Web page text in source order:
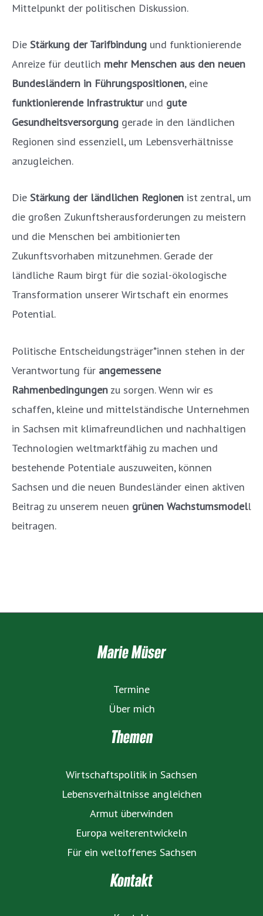
Mittelpunkt der politischen Diskussion.
Die Stärkung der Tarifbindung und funktionierende
Anreize für deutlich mehr Menschen aus den neuen
Bundesländern in Führungspositionen, eine
funktionierende Infrastruktur und gute
Gesundheitsversorgung gerade in den ländlichen
Regionen sind essenziell, um Lebensverhältnisse
anzugleichen.
Die Stärkung der ländlichen Regionen ist zentral, um
die großen Zukunftsherausforderungen zu meistern
und die Menschen bei ambitionierten
Zukunftsvorhaben mitzunehmen. Gerade der
ländliche Raum birgt für die sozial-ökologische
Transformation unserer Wirtschaft ein enormes
Potential.
Politische Entscheidungsträger*innen stehen in der
Verantwortung für angemessene
Rahmenbedingungen zu sorgen. Wenn wir es
schaffen, kleine und mittelständische Unternehmen
in Sachsen mit klimafreundlichen und nachhaltigen
Technologien weltmarktfähig zu machen und
bestehende Potentiale auszuweiten, können
Sachsen und die neuen Bundesländer einen aktiven
Beitrag zu unserem neuen grünen Wachstumsmodell
beitragen.
Marie Müser
Termine
Über mich
Themen
Wirtschaftspolitik in Sachsen
Lebensverhältnisse angleichen
Armut überwinden
Europa weiterentwickeln
Für ein weltoffenes Sachsen
Kontakt